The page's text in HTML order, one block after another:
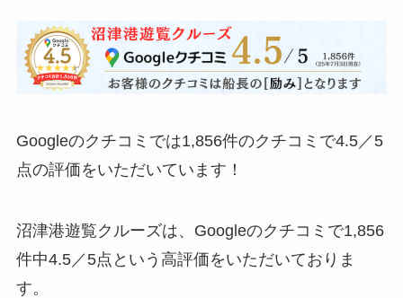
Googleのクチコミでは1,856件のクチコミで4.5／5
点の評価をいただいています！
沼津港遊覧クルーズは、Googleのクチコミで1,856
件中4.5／5点という高評価をいただいておりま
す。